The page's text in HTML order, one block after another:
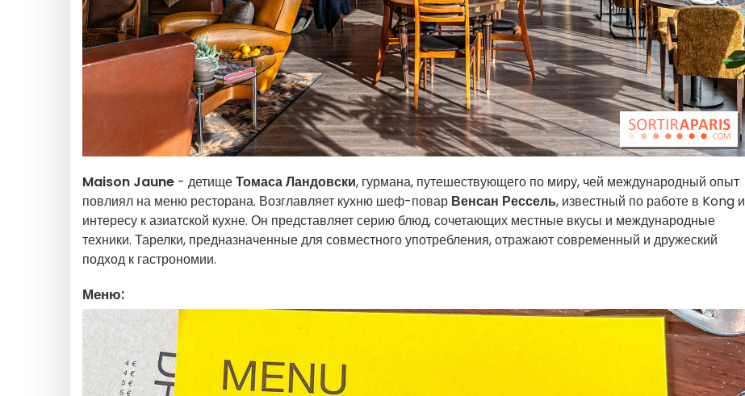
Maison Jaune - детищеТомаса Ландовски, гурмана, путешествующего по миру, чей международный опыт
повлиял на меню ресторана. Возглавляет кухню шеф-повар Венсан Рессель, известный по работе в Kong и
интересу к азиатской кухне. Он представляет серию блюд, сочетающих местные вкусы и международные
техники. Тарелки, предназначенные для совместного употребления, отражают современный и дружеский
подход к гастрономии.
Меню: